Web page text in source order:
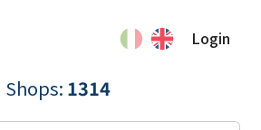
Login
Shops: 1314